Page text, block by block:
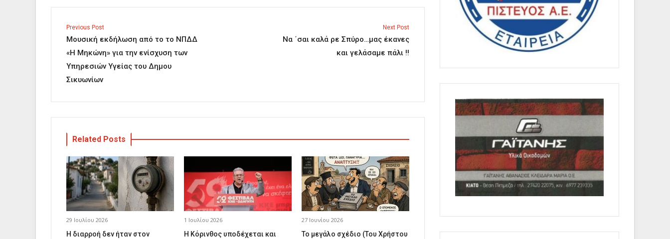
Previous Post
Μουσική εκδήλωση από το το ΝΠΔΔ
«Η Μηκώνη» για την ενίσχυση των
Υπηρεσιών Υγείας του Δημου
Σικυωνίων
Next Post
Να ΄σαι καλά ρε Σπύρο…μας έκανες
και γελάσαμε πάλι !!
Related Posts
29 Ιουλίου 2026
Η διαρροή δεν ήταν στον
1 Ιουλίου 2026
Η Κόρινθος υποδέχεται και
27 Ιουνίου 2026
Το μεγάλο σχέδιο (Του Χρήστου